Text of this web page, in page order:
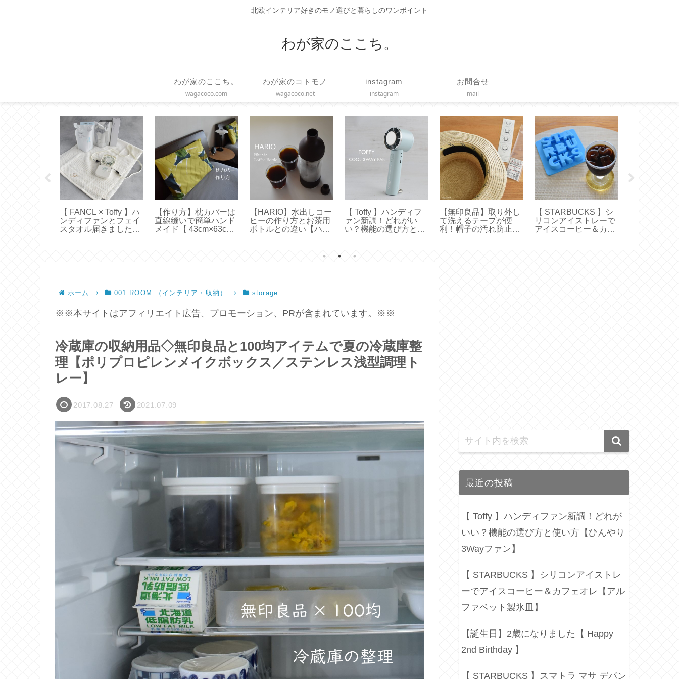
北欧インテリア好きのモノ選びと暮らしのワンポイント
わが家のここち。
わが家のここち。
wagacoco.com
わが家のコトモノ
wagacoco.net
instagram
instagram
お問合せ
mail
【 FANCL × Toffy 】ハ
ンディファンとフェイ
スタオル届きました
【作り方】枕カバーは
直線縫いで簡単ハンド
メイド【 43cm×63cm
【HARIO】水出しコー
ヒーの作り方とお茶用
ボトルとの違い【ハリ
【 Toffy 】ハンディフ
ァン新調！どれがい
い？機能の選び方と使
【無印良品】取り外し
て洗えるテープが便
利！帽子の汚れ防止テ
【 STARBUCKS 】シ
リコンアイストレーで
アイスコーヒー＆カフ
ホーム 001 ROOM （インテリア・収納） storage
※※本サイトはアフィリエイト広告、プロモーション、PRが含まれています。※※
冷蔵庫の収納用品◇無印良品と100均アイテムで夏の冷蔵庫整
理【ポリプロピレンメイクボックス／ステンレス浅型調理ト
レー】
2017.08.27 2021.07.09
最近の投稿
【 Toffy 】ハンディファン新調！どれが
いい？機能の選び方と使い方【ひんやり
3Wayファン】
【 STARBUCKS 】シリコンアイストレ
ーでアイスコーヒー＆カフェオレ【アル
ファベット製氷皿】
【誕生日】2歳になりました【 Happy
2nd Birthday 】
【 STARBUCKS 】スマトラ マサ デパン